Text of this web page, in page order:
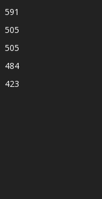
591
505
505
484
423